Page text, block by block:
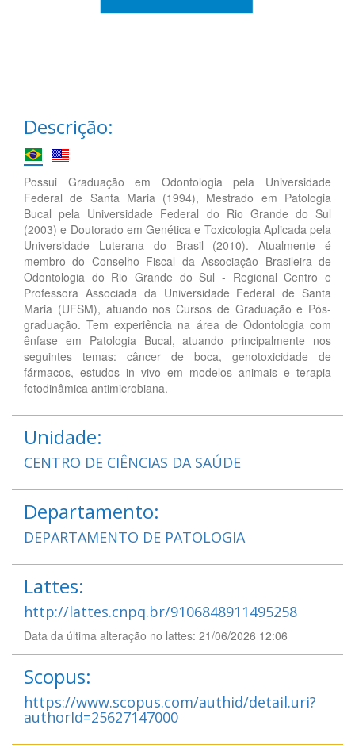
Descrição:
Possui Graduação em Odontologia pela Universidade
Federal de Santa Maria (1994), Mestrado em Patologia
Bucal pela Universidade Federal do Rio Grande do Sul
(2003) e Doutorado em Genética e Toxicologia Aplicada pela
Universidade Luterana do Brasil (2010). Atualmente é
membro do Conselho Fiscal da Associação Brasileira de
Odontologia do Rio Grande do Sul - Regional Centro e
Professora Associada da Universidade Federal de Santa
Maria (UFSM), atuando nos Cursos de Graduação e Pós-
graduação. Tem experiência na área de Odontologia com
ênfase em Patologia Bucal, atuando principalmente nos
seguintes temas: câncer de boca, genotoxicidade de
fármacos, estudos in vivo em modelos animais e terapia
fotodinâmica antimicrobiana.
Unidade:
CENTRO DE CIÊNCIAS DA SAÚDE
Departamento:
DEPARTAMENTO DE PATOLOGIA
Lattes:
http://lattes.cnpq.br/9106848911495258
Data da última alteração no lattes: 21/06/2026 12:06
Scopus:
https://www.scopus.com/authid/detail.uri?
authorId=25627147000